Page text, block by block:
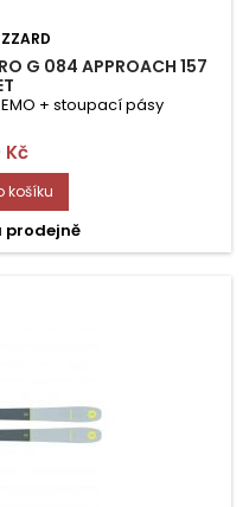
G 084 APPROACH 157
+ stoupací pásy
Kč
košíku
prodejně